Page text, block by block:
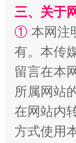
三、关于
① 本网注
有。本传
留言在本
所属网站
在网站内
方式使用